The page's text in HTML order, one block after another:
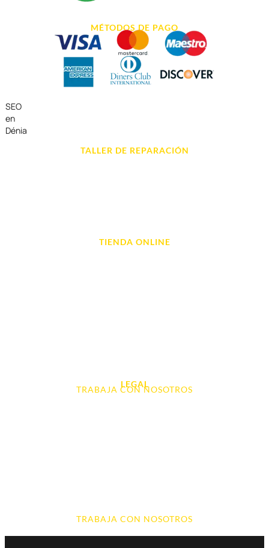
MÉTODOS DE PAGO
SEO
en
Dénia
TALLER DE REPARACIÓN
TIENDA ONLINE
LEGAL
TRABAJA CON NOSOTROS
TRABAJA CON NOSOTROS